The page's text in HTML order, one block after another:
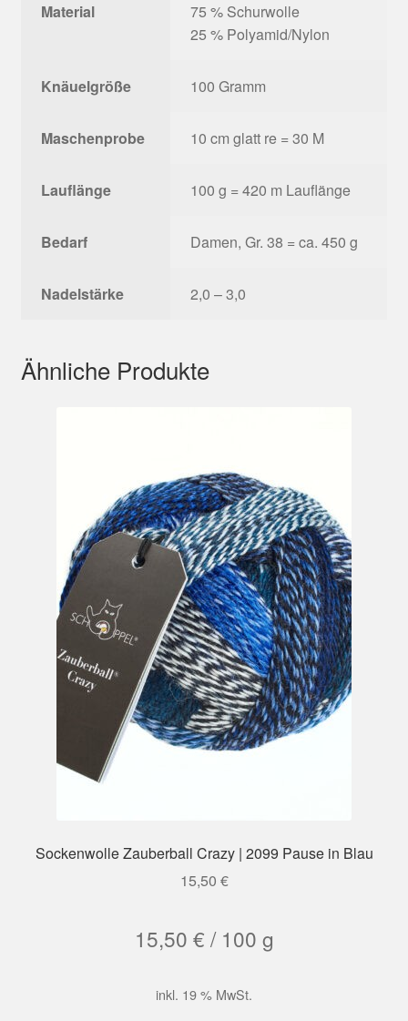
Material
75 % Schurwolle
25 % Polyamid/Nylon
Knäuelgröße 100 Gramm
Maschenprobe 10 cm glatt re = 30 M
Lauflänge 100 g = 420 m Lauflänge
Bedarf Damen, Gr. 38 = ca. 450 g
Nadelstärke 2,0 – 3,0
Ähnliche Produkte
Sockenwolle Zauberball Crazy | 2099 Pause in Blau
15,50 €
15,50 € / 100 g
inkl. 19 % MwSt.